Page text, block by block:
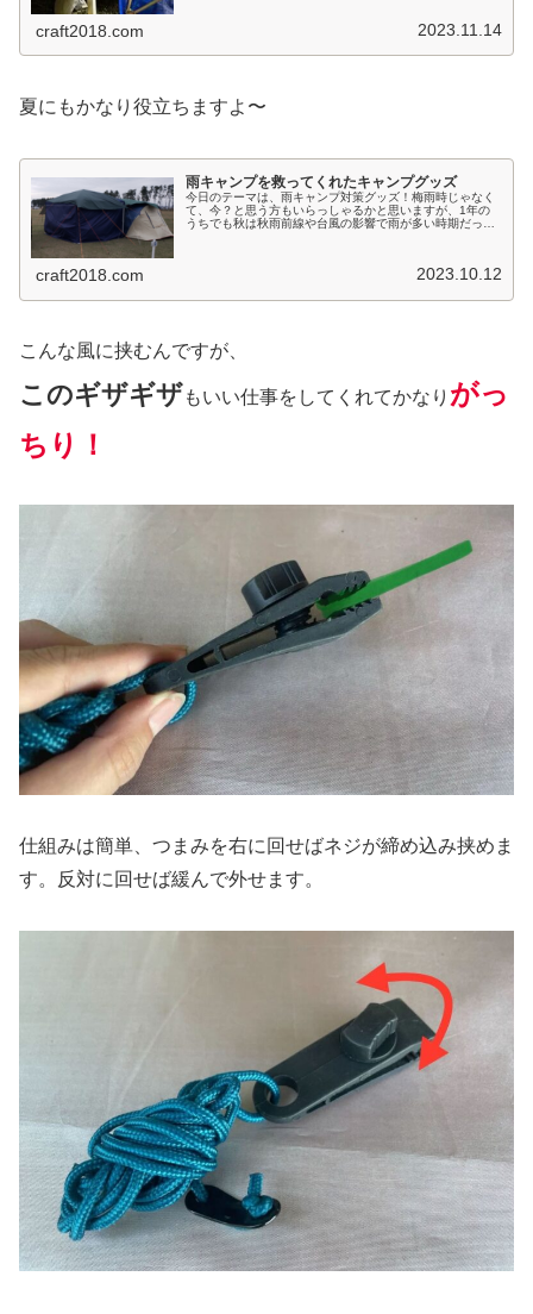
craft2018.com 2023.11.14
夏にもかなり役立ちますよ〜
雨キャンプを救ってくれたキャンプグッズ
今日のテーマは、雨キャンプ対策グッズ！梅雨時じゃなく
て、今？と思う方もいらっしゃるかと思いますが、1年の
うちでも秋は秋雨前線や台風の影響で雨が多い時期だった
craft2018.com 2023.10.12
こんな風に挟むんですが、
このギザギザもいい仕事をしてくれてかなり がっ
ちり！
仕組みは簡単、つまみを右に回せばネジが締め込み挟めま
す。反対に回せば緩んで外せます。